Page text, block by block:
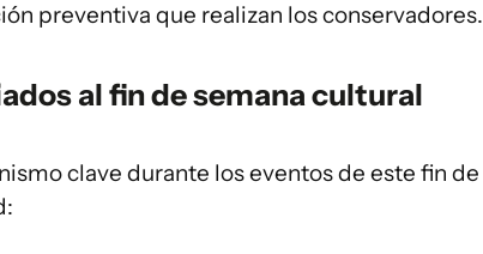
preventiva que realizan los conservadores.
al fin de semana cultural
clave durante los eventos de este fin de